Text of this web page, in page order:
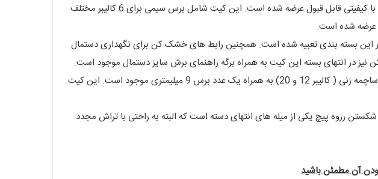
تنظیف چند کالیبره آلن, مناسب برای سلاح های ساچمه زنی و گلوله زنی و خفیف با قیمتی بسیارمناسب و با کیفیتی قابل قبول عرضه شده است. این کیت شامل برس سیمی برای 6 کالیبر مختلف
این بسته بندی تعبیه شده است. همچنین رابط های خشک کن برای نگهداری دستمال
برس های کیت ALLEN CLEANING KIT برای کالیبرهای خفیف (22) , گلوله زنی (30 و 270 و 38 ) , ساچمه زنی ( کالیبر 12 و 20) به همراه یک عدد برس 9 میلیمتری موجود است. این کیت
رزوه پیچ یکی از میله های انتهای دسته است که البته به راحتی با تراش مجدد
آن مطمئن باشید